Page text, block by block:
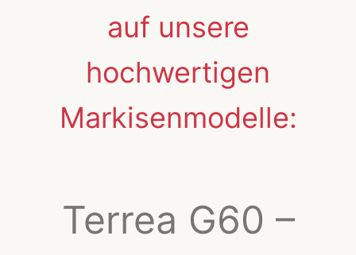
auf unsere
hochwertigen
Markisenmodelle:
Terrea G60 –